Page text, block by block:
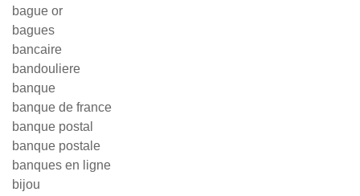
bague or
bagues
bancaire
bandouliere
banque
banque de france
banque postal
banque postale
banques en ligne
bijou